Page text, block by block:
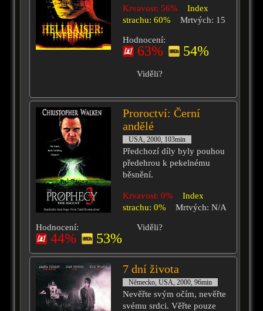
Krvavost: 56%
Index
strachu: 60%
Mrtvých: 15
Hodnocení:
63% 54%
Viděli?
Proroctví: Černí
andělé
USA, 2000, 103min
Předchozí díly byly pouhou
předehrou k pekelnému
běsnění.
Krvavost: 0%
Index
strachu: 0%
Mrtvých: N/A
Hodnocení:
44% 53%
Viděli?
7 dní života
Německo, USA, 2000, 96min
Nevěřte svým očím, nevěřte
svému srdci. Věřte pouze